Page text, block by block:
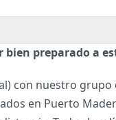
preparado a
con nuestro
en Puerto